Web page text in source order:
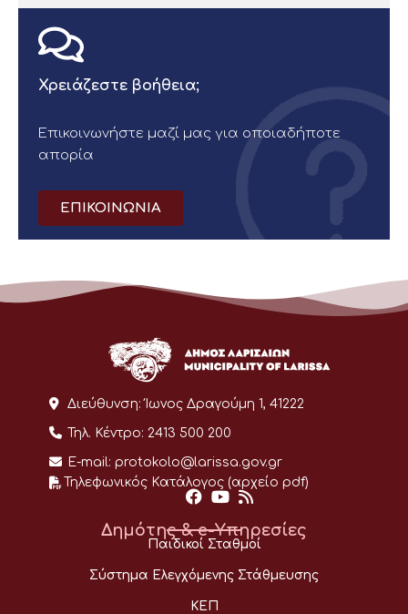
Χρειάζεστε βοήθεια;
Επικοινωνήστε μαζί μας για οποιαδήποτε
απορία
ΕΠΙΚΟΙΝΩΝΙΑ
Διεύθυνση: Ίωνος Δραγούμη 1, 41222
Τηλ. Κέντρο: 2413 500 200
E-mail: protokolo@larissa.gov.gr
Τηλεφωνικός Κατάλογος (αρχείο pdf)
Δημότης & e-Υπηρεσίες
Παιδικοί Σταθμοί
Σύστημα Ελεγχόμενης Στάθμευσης
ΚΕΠ